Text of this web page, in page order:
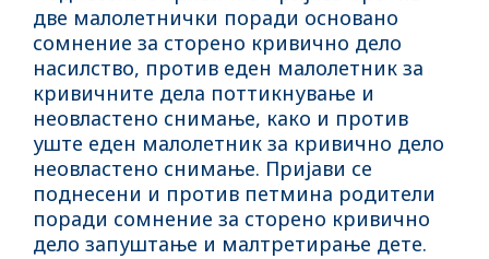
две малолетнички поради основано
сомнение за сторено кривично дело
насилство, против еден малолетник за
кривичните дела поттикнување и
неовластено снимање, како и против
уште еден малолетник за кривично дело
неовластено снимање. Пријави се
поднесени и против петмина родители
поради сомнение за сторено кривично
дело запуштање и малтретирање дете.